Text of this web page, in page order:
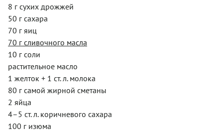
8 г сухих дрожжей
50 г сахара
70 г яиц
70 г сливочного масла
10 г соли
растительное масло
1 желток + 1 ст. л. молока
80 г самой жирной сметаны
2 яйца
4–5 ст. л. коричневого сахара
100 г изюма